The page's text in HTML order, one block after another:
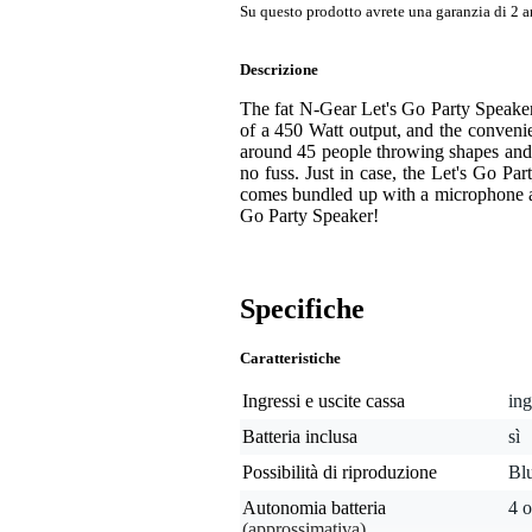
Su questo prodotto avrete una garanzia di 2
Descrizione
The fat N-Gear Let's Go Party
of a 450 Watt output, and the
around 45 people throwing shapes
no fuss. Just in case, the Let's Go
comes bundled up with a
Go Party Speaker!
Specifiche
Caratteristiche
Ingressi e uscite cassa
Batteria inclusa
sì
Possibilità di riproduzione
Autonomia batteria
4